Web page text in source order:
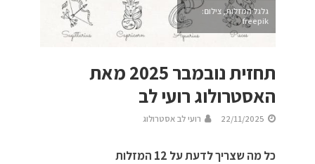
גלגל המזלות, צילום:
freepik
תחזית נובמבר 2025 מאת
האסטרולוג רועי לב
22/11/2025 רועי לב אסטרולוג
כל מה שצריך לדעת על 12 המזלות